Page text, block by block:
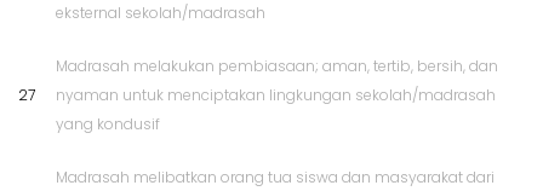
eksternal sekolah/madrasah
27
Madrasah melakukan pembiasaan; aman, tertib, bersih, dan
nyaman untuk menciptakan lingkungan sekolah/madrasah
yang kondusif
Madrasah melibatkan orang tua siswa dan masyarakat dari